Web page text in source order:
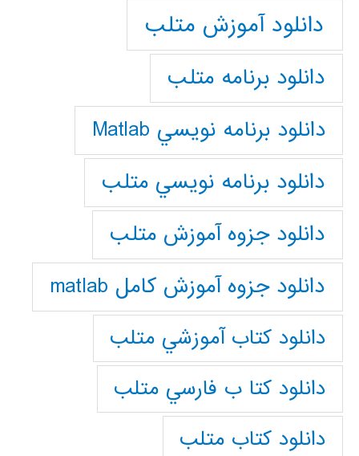
دانلود آموزش متلب
دانلود برنامه متلب
دانلود برنامه نويسي Matlab
دانلود برنامه نويسي متلب
دانلود جزوه آموزش متلب
دانلود جزوه آموزش کامل matlab
دانلود كتاب آموزشي متلب
دانلود كتا ب فارسي متلب
دانلود كتاب متلب